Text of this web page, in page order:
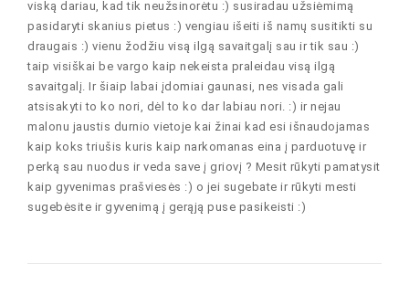
viską dariau, kad tik neužsinorėtu :) susiradau užsiėmimą
pasidaryti skanius pietus :) vengiau išeiti iš namų susitikti su
draugais :) vienu žodžiu visą ilgą savaitgalį sau ir tik sau :)
taip visiškai be vargo kaip nekeista praleidau visą ilgą
savaitgalį. Ir šiaip labai įdomiai gaunasi, nes visada gali
atsisakyti to ko nori, dėl to ko dar labiau nori. :) ir nejau
malonu jaustis durnio vietoje kai žinai kad esi išnaudojamas
kaip koks triušis kuris kaip narkomanas eina į parduotuvę ir
perką sau nuodus ir veda save į griovį ? Mesit rūkyti pamatysit
kaip gyvenimas prašviesės :) o jei sugebate ir rūkyti mesti
sugebėsite ir gyvenimą į gerąją puse pasikeisti :)